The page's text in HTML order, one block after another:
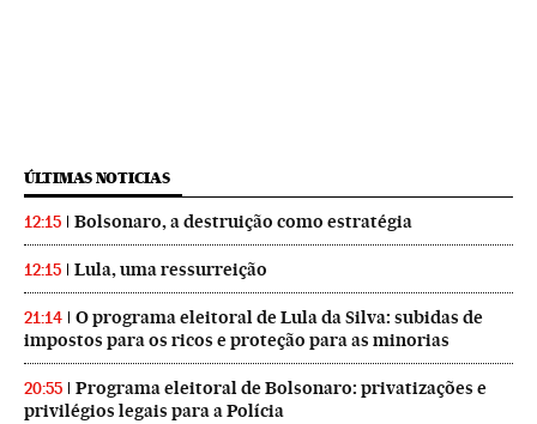
ÚLTIMAS NOTICIAS
12:15 Bolsonaro, a destruição como estratégia
12:15 Lula, uma ressurreição
21:14
O programa eleitoral de Lula da Silva: subidas de
impostos para os ricos e proteção para as minorias
20:55
Programa eleitoral de Bolsonaro: privatizações e
privilégios legais para a Polícia